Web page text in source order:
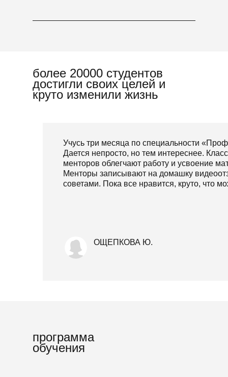
более 20000 студентов
достигли своих целей и
круто изменили жизнь
Учусь три месяца по специальности
Дается непросто, но тем интереснее.
менторов облегчают работу и усвоение
Менторы записывают на домашку
советами. Пока все нравится, круто, что
ОЩЕПКОВА Ю.
программа
обучения